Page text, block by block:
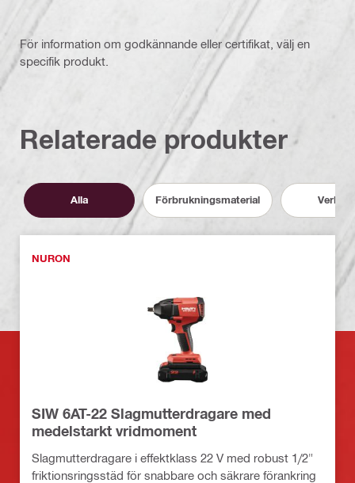
För information om godkännande eller certifikat, välj en
specifik produkt.
Relaterade produkter
Alla Förbrukningsmaterial Verktyg
NURON
SIW 6AT-22 Slagmutterdragare med
medelstarkt vridmoment
Slagmutterdragare i effektklass 22 V med robust 1/2"
friktionsringsstäd för snabbare och säkrare förankring